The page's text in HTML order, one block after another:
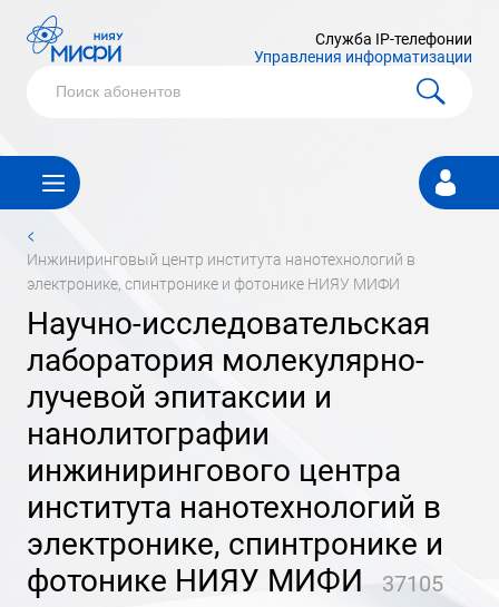
Служба IP-телефонии
Управления информатизации
Личный
кабинет
<
инжиниринговый центр института нанотехнологий в
электронике, спинтронике и фотонике НИЯУ МИФИ
научно-исследовательская
лаборатория молекулярно-
лучевой эпитаксии и
нанолитографии
инжинирингового центра
института нанотехнологий в
электронике, спинтронике и
фотонике НИЯУ МИФИ
37105